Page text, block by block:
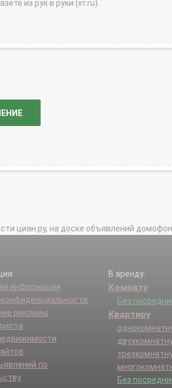
из рук в руки (irr.ru).
циан.ру, на доске объявлений
информация
конфиденциальности
рекламы
по
В аренду:
Комнату
Без
Квартиру
Без